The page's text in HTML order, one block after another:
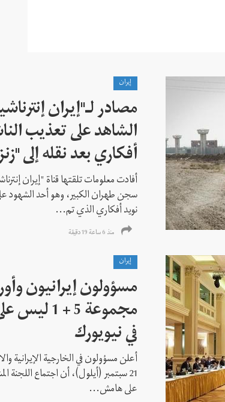
إيران
مصادر لـ"إيران
الشاهد على تعذيب
أفكاري بعد نقله إلى
أفادت معلومات تلقتها قناة "إيران
سجن طهران الكبير، وهو أحد الشهود
نويد أفكاري الذي تم...
منذ 6 ساعة 19 دقیقة
إيران
مسؤولون إيرانيون
مجموعة 5
في نيويورك
أعلن مسؤولون في الخارجية الإيرانية
21 سبتمبر (أيلول)، أن اجتماع اللجنة
على هامش...